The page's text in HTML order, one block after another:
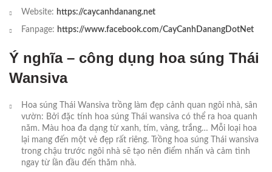
Website: https://caycanhdanang.net
Fanpage: https://www.facebook.com/CayCanhDanangDotNet
Ý nghĩa – công dụng hoa súng Thái
Wansiva
Hoa súng Thái Wansiva trồng làm đẹp cảnh quan ngôi nhà, sân
vườn: Bởi đặc tính hoa súng Thái wansiva có thể ra hoa quanh
năm. Màu hoa đa dạng từ xanh, tím, vàng, trắng… Mỗi loại hoa
lại mang đến một vẻ đẹp rất riêng. Trồng hoa súng Thái wansiva
trong chậu trước ngôi nhà sẽ tạo nên điểm nhấn và cảm tình
ngay từ lần đầu đến thăm nhà.